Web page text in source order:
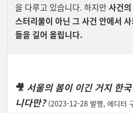
을 다루고 있습니다.하지만사건
스터리물이 아닌 그 사건 안에서
들을 길어 올립니다.
🎥 서울의 봄이 이긴 거지 한
니다만? (2023-12-28 발행, 에디터